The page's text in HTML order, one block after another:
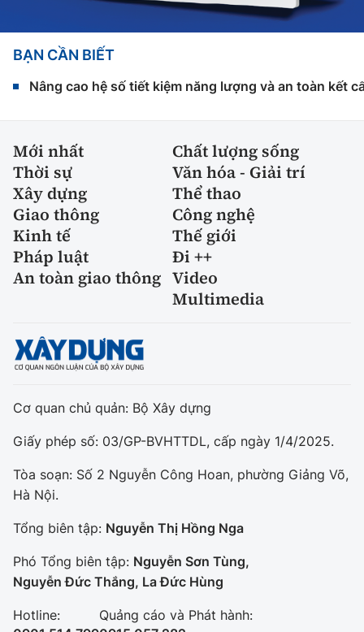
BẠN CẦN BIẾT
Nâng cao hệ số tiết kiệm năng lượng và an toàn kết
Mới nhất
Chất lượng sống
Thời sự
Văn hóa - Giải trí
Xây dựng
Thể thao
Giao thông
Công nghệ
Kinh tế
Thế giới
Pháp luật
Đi ++
An toàn giao thông Video
Multimedia
Cơ quan chủ quản: Bộ Xây dựng
Giấy phép số: 03/GP-BVHTTDL, cấp ngày 1/4/2025.
Tòa soạn: Số 2 Nguyễn Công Hoan, phường Giảng Võ,
Hà Nội.
Tổng biên tập: Nguyễn Thị Hồng Nga
Phó Tổng biên tập: Nguyễn Sơn Tùng,
Nguyễn Đức Thắng, La Đức Hùng
Hotline:
Quảng cáo và Phát hành: